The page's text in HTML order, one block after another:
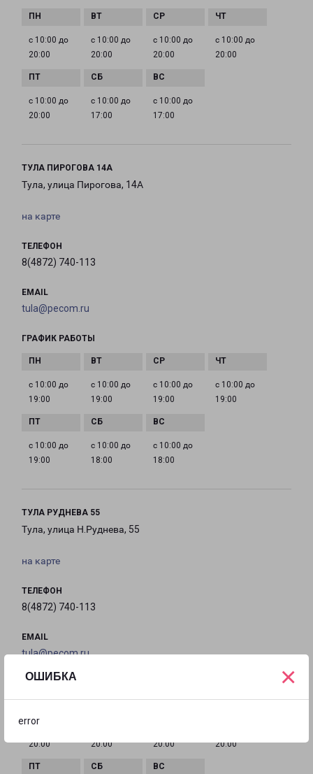
ОШИБКА
error
×
с 10:00 до
20:00
с 10:00 до
20:00
с 10:00 до
20:00
с 10:00 до
20:00
с 10:00 до
20:00
с 10:00 до
17:00
с 10:00 до
17:00
ТУЛА ПИРОГОВА 14А
Тула, улица Пирогова, 14А
на карте
ТЕЛЕФОН
8(4872) 740-113
EMAIL
tula@pecom.ru
ГРАФИК РАБОТЫ
с 10:00 до
19:00
с 10:00 до
19:00
с 10:00 до
19:00
с 10:00 до
19:00
с 10:00 до
19:00
с 10:00 до
18:00
с 10:00 до
18:00
ТУЛА РУДНЕВА 55
Тула, улица Н.Руднева, 55
на карте
ТЕЛЕФОН
8(4872) 740-113
EMAIL
tula@pecom.ru
ГРАФИК РАБОТЫ
20:00
20:00
20:00
20:00